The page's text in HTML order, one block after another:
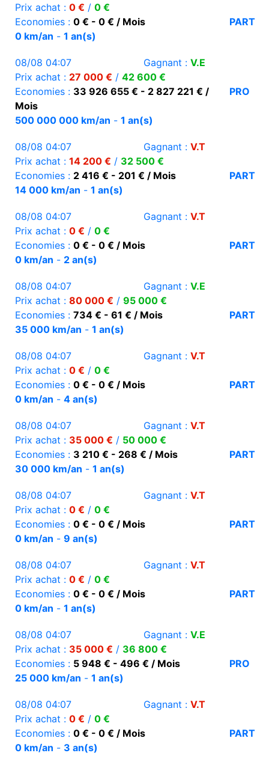
Prix achat : 0 € / 0 €
Economies : 0 € - 0 € / Mois
PART
0 km/an - 1 an(s)
08/08 04:07 Gagnant : V.E
Prix achat : 27 000 € / 42 600 €
Economies : 33 926 655 € - 2 827 221 € /
Mois
PRO
500 000 000 km/an - 1 an(s)
08/08 04:07 Gagnant : V.T
Prix achat : 14 200 € / 32 500 €
Economies : 2 416 € - 201 € / Mois
PART
14 000 km/an - 1 an(s)
08/08 04:07 Gagnant : V.T
Prix achat : 0 € / 0 €
Economies : 0 € - 0 € / Mois
PART
0 km/an - 2 an(s)
08/08 04:07 Gagnant : V.E
Prix achat : 80 000 € / 95 000 €
Economies : 734 € - 61 € / Mois
PART
35 000 km/an - 1 an(s)
08/08 04:07 Gagnant : V.T
Prix achat : 0 € / 0 €
Economies : 0 € - 0 € / Mois
PART
0 km/an - 4 an(s)
08/08 04:07 Gagnant : V.T
Prix achat : 35 000 € / 50 000 €
Economies : 3 210 € - 268 € / Mois
PART
30 000 km/an - 1 an(s)
08/08 04:07 Gagnant : V.T
Prix achat : 0 € / 0 €
Economies : 0 € - 0 € / Mois
PART
0 km/an - 9 an(s)
08/08 04:07 Gagnant : V.T
Prix achat : 0 € / 0 €
Economies : 0 € - 0 € / Mois
PART
0 km/an - 1 an(s)
08/08 04:07 Gagnant : V.E
Prix achat : 35 000 € / 36 800 €
Economies : 5 948 € - 496 € / Mois
PRO
25 000 km/an - 1 an(s)
08/08 04:07 Gagnant : V.T
Prix achat : 0 € / 0 €
Economies : 0 € - 0 € / Mois
PART
0 km/an - 3 an(s)